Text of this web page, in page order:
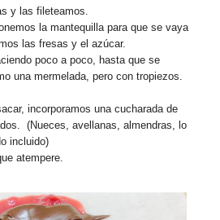
y las fileteamos.
la mantequilla para que se vaya
las fresas y el azúcar.
poco a poco, hasta que se
una mermelada, pero con tropiezos.
incorporamos una cucharada de
(Nueces, avellanas, almendras, lo
incluido)
atempere.